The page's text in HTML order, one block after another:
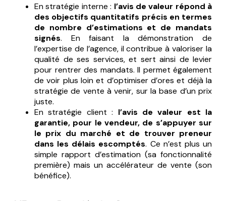
En stratégie interne : l’avis de valeur répond à
des objectifs quantitatifs précis en termes
de nombre d’estimations et de mandats
signés. En faisant la démonstration de
l’expertise de l’agence, il contribue à valoriser la
qualité de ses services, et sert ainsi de levier
pour rentrer des mandats. Il permet également
de voir plus loin et d’optimiser d’ores et déjà la
stratégie de vente à venir, sur la base d’un prix
juste.
En stratégie client : l’avis de valeur est la
garantie, pour le vendeur, de s’appuyer sur
le prix du marché et de trouver preneur
dans les délais escomptés. Ce n’est plus un
simple rapport d’estimation (sa fonctionnalité
première) mais un accélérateur de vente (son
bénéfice).